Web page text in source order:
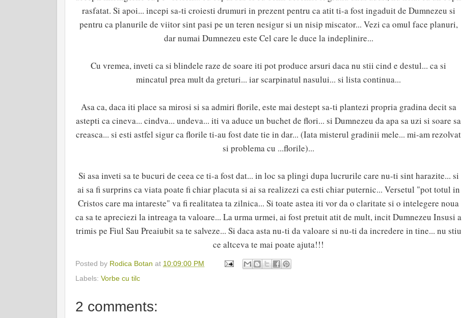
rasfatat. Si apoi... incepi sa-ti croiesti drumuri in prezent pentru ca atit ti-a fost ingaduit de Dumnezeu si
pentru ca planurile de viitor sint pasi pe un teren nesigur si un nisip miscator... Vezi ca omul face planuri,
dar numai Dumnezeu este Cel care le duce la indeplinire...
Cu vremea, inveti ca si blindele raze de soare iti pot produce arsuri daca nu stii cind e destul... ca si
mincatul prea mult da greturi... iar scarpinatul nasului... si lista continua...
Asa ca, daca iti place sa mirosi si sa admiri florile, este mai destept sa-ti plantezi propria gradina decit sa
astepti ca cineva... cindva... undeva... iti va aduce un buchet de flori... si Dumnezeu da apa sa uzi si soare sa
creasca... si esti astfel sigur ca florile ti-au fost date tie in dar... (Iata misterul gradinii mele... mi-am rezolvat
si problema cu ...florile)...
Si asa inveti sa te bucuri de ceea ce ti-a fost dat... in loc sa plingi dupa lucrurile care nu-ti sint harazite... si
ai sa fi surprins ca viata poate fi chiar placuta si ai sa realizezi ca esti chiar puternic... Versetul "pot totul in
Cristos care ma intareste" va fi realitatea ta zilnica... Si toate astea iti vor da o claritate si o intelegere noua
ca sa te apreciezi la intreaga ta valoare... La urma urmei, ai fost pretuit atit de mult, incit Dumnezeu Insusi a
trimis pe Fiul Sau Preaiubit sa te salveze... Si daca asta nu-ti da valoare si nu-ti da incredere in tine... nu stiu
ce altceva te mai poate ajuta!!!
Posted by Rodica Botan at 10:09:00 PM
Labels: Vorbe cu tilc
2 comments: